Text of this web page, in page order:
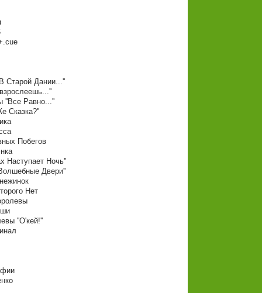
Старой Дании...''
''Все Равно...''
Сказка?''
Побегов
Наступает Ночь''
Двери''
Нет
''О'кей!''